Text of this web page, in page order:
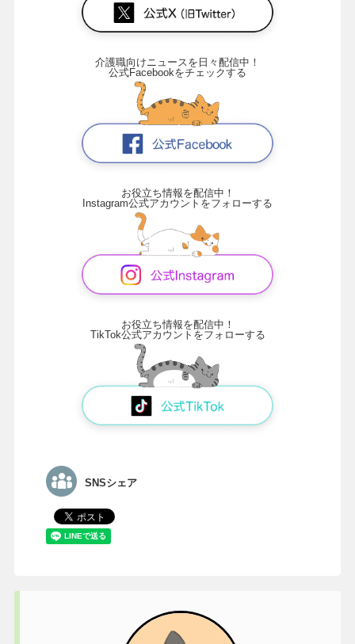
介護職向けニュースを日々配信中！
公式Facebookをチェックする
お役立ち情報を配信中！
Instagram公式アカウントをフォローする
お役立ち情報を配信中！
TikTok公式アカウントをフォローする
SNSシェア